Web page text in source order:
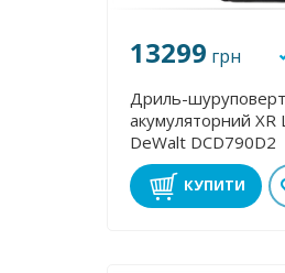
13299 грн
Дриль-шуруповерт
акумуляторний XR
DeWalt DCD790D2
КУПИТИ